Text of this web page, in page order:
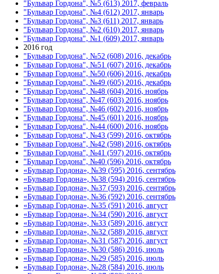
"Бульвар Гордона", №5 (613) 2017, февраль
"Бульвар Гордона", №4 (612) 2017, январь
"Бульвар Гордона", №3 (611) 2017, январь
"Бульвар Гордона", №2 (610) 2017, январь
"Бульвар Гордона", №1 (609) 2017, январь
2016 год
"Бульвар Гордона", №52 (608) 2016, декабрь
"Бульвар Гордона", №51 (607) 2016, декабрь
"Бульвар Гордона", №50 (606) 2016, декабрь
"Бульвар Гордона", №49 (605) 2016, декабрь
"Бульвар Гордона", №48 (604) 2016, ноябрь
"Бульвар Гордона", №47 (603) 2016, ноябрь
"Бульвар Гордона", №46 (602) 2016, ноябрь
"Бульвар Гордона", №45 (601) 2016, ноябрь
"Бульвар Гордона", №44 (600) 2016, ноябрь
"Бульвар Гордона", №43 (599) 2016, октябрь
"Бульвар Гордона", №42 (598) 2016, октябрь
"Бульвар Гордона", №41 (597) 2016, октябрь
"Бульвар Гордона", №40 (596) 2016, октябрь
«Бульвар Гордона», №39 (595) 2016, сентябрь
«Бульвар Гордона», №38 (594) 2016, сентябрь
«Бульвар Гордона», №37 (593) 2016, сентябрь
«Бульвар Гордона», №36 (592) 2016, сентябрь
«Бульвар Гордона», №35 (591) 2016, август
«Бульвар Гордона», №34 (590) 2016, август
«Бульвар Гордона», №33 (589) 2016, август
«Бульвар Гордона», №32 (588) 2016, август
«Бульвар Гордона», №31 (587) 2016, август
«Бульвар Гордона», №30 (586) 2016, июль
«Бульвар Гордона», №29 (585) 2016, июль
«Бульвар Гордона», №28 (584) 2016, июль